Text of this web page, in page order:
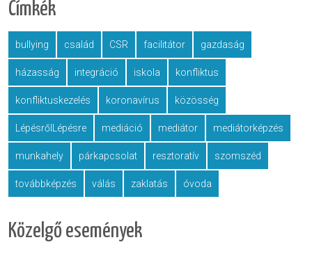
Címkék
bullying család CSR facilitátor gazdaság
házasság integráció iskola konfliktus
konfliktuskezelés koronavírus közösség
LépésrőlLépésre mediáció mediátor mediátorképzés
munkahely párkapcsolat resztoratív szomszéd
továbbképzés válás zaklatás óvoda
Közelgő események